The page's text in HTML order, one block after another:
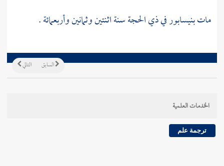
ماتبنيسابورفي ذي الحجة سنة اثنتين وثمانين وأربعمائة .
التالي السابق
الخدمات العلمية
ترجمة علم